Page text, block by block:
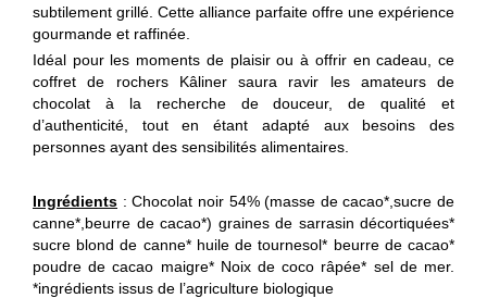
subtilement grillé. Cette alliance parfaite offre une expérience
gourmande et raffinée.
Idéal pour les moments de plaisir ou à offrir en cadeau, ce
coffret de rochers Kâliner saura ravir les amateurs de
chocolat à la recherche de douceur, de qualité et
d’authenticité, tout en étant adapté aux besoins des
personnes ayant des sensibilités alimentaires.
Ingrédients : Chocolat noir 54% (masse de cacao*,sucre de
canne*,beurre de cacao*) graines de sarrasin décortiquées*
sucre blond de canne* huile de tournesol* beurre de cacao*
poudre de cacao maigre* Noix de coco râpée* sel de mer.
*ingrédients issus de l’agriculture biologique